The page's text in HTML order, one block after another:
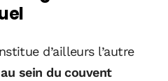
d’ailleurs l’autre
sein du couvent